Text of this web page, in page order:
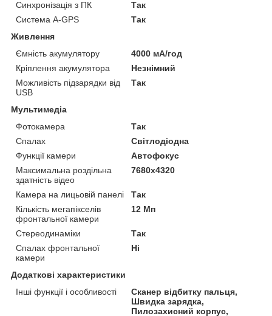
Синхронізація з ПК
Так
Система A-GPS
Так
Живлення
Ємність акумулятору
4000 мА/год
Кріплення акумулятора
Незнімний
Можливість підзарядки від
USB
Так
Мультимедіа
Фотокамера
Так
Спалах
Світлодіодна
Функції камери
Автофокус
Максимальна роздільна
здатність відео
7680x4320
Камера на лицьовій панелі
Так
Кількість мегапікселів
фронтальної камери
12 Мп
Стереодинаміки
Так
Спалах фронтальної
камери
Ні
Додаткові характеристики
Інші функції і особливості
Сканер відбитку пальця,
Швидка зарядка,
Пилозахисний корпус,